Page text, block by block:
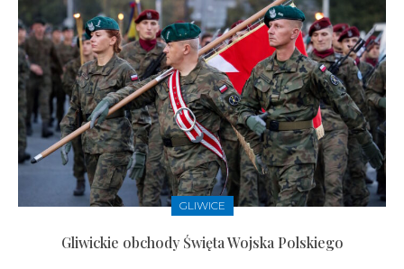
GLIWICE
Gliwickie obchody Święta Wojska Polskiego